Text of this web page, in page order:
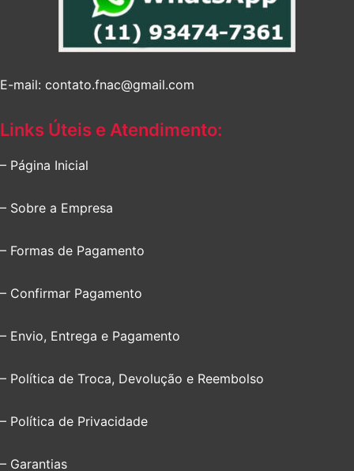
E-mail: contato.fnac@gmail.com
Links Úteis e Atendimento:
– Página Inicial
– Sobre a Empresa
– Formas de Pagamento
– Confirmar Pagamento
– Envio, Entrega e Pagamento
– Política de Troca, Devolução e Reembolso
– Política de Privacidade
– Garantias